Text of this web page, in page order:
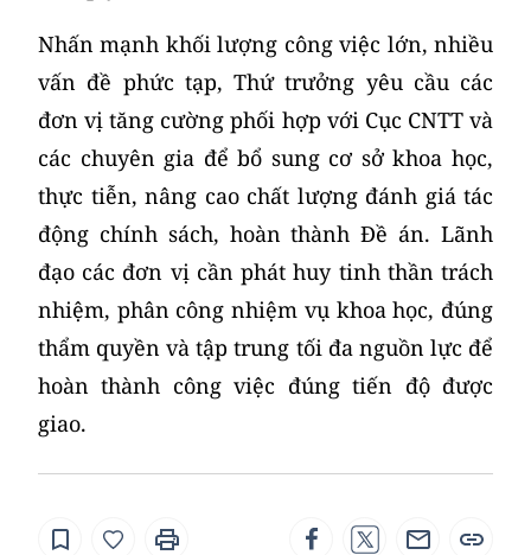
Nhấn mạnh khối lượng công việc lớn, nhiều
vấn đề phức tạp, Thứ trưởng yêu cầu các
đơn vị tăng cường phối hợp với Cục CNTT và
các chuyên gia để bổ sung cơ sở khoa học,
thực tiễn, nâng cao chất lượng đánh giá tác
động chính sách, hoàn thành Đề án. Lãnh
đạo các đơn vị cần phát huy tinh thần trách
nhiệm, phân công nhiệm vụ khoa học, đúng
thẩm quyền và tập trung tối đa nguồn lực để
hoàn thành công việc đúng tiến độ được
giao.